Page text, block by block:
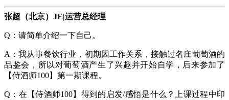
张超（北京） JE|运营总经理
Q：请简单介绍一下自己。
A：我从事餐饮行业，初期因工作关系，接触过名庄葡萄酒的
品鉴会，所以对葡萄酒产生了兴趣并开始自学，后来参加了
【侍酒师100】第一期课程。
Q：在【侍酒师100】得到的启发/感悟是什么？上课过程中印